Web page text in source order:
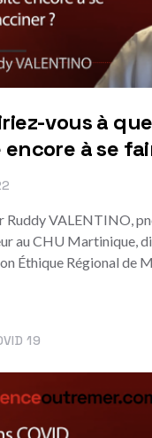
vous à
encore à se
Ruddy VALENTINO,
au CHU Martinique,
Éthique Régional de
19